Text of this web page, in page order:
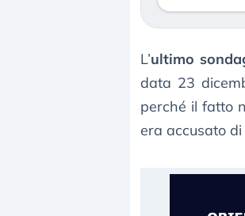
L’ultimo
data 23
perché il fatto
era accusato